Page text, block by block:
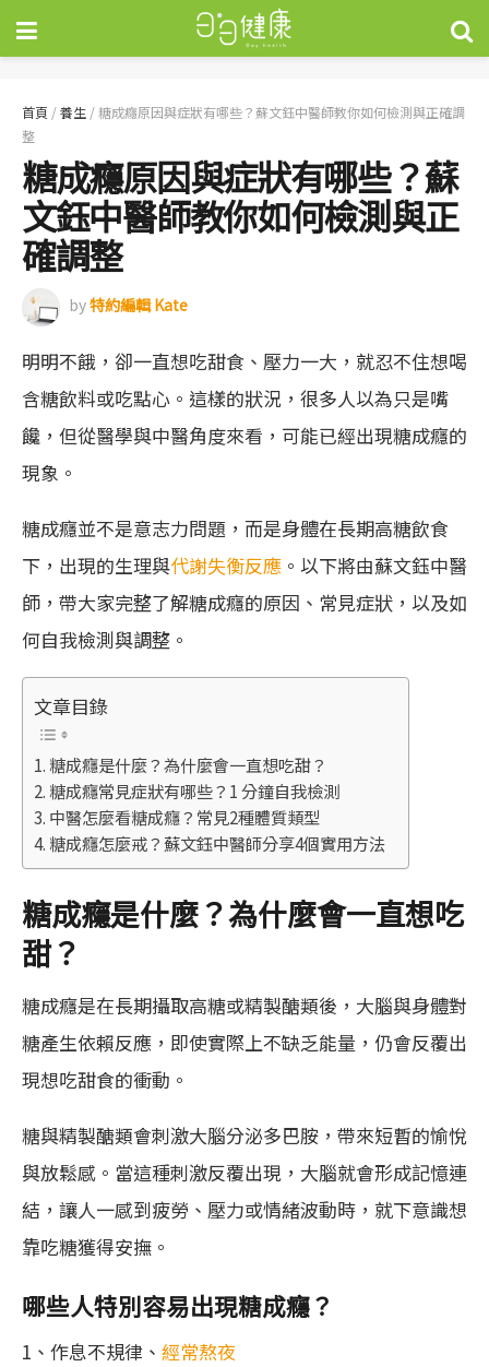
首頁 /養生 /糖成癮原因與症狀有哪些？蘇文鈺中醫師教你如何檢測與正確調
整
糖成癮原因與症狀有哪些？蘇
文鈺中醫師教你如何檢測與正
確調整
by特約編輯 Kate
明明不餓，卻一直想吃甜食、壓力一大，就忍不住想喝
含糖飲料或吃點心。這樣的狀況，很多人以為只是嘴
饞，但從醫學與中醫角度來看，可能已經出現糖成癮的
現象。
糖成癮並不是意志力問題，而是身體在長期高糖飲食
下，出現的生理與代謝失衡反應 。以下將由蘇文鈺中醫
師，帶大家完整了解糖成癮的原因、常見症狀，以及如
何自我檢測與調整。
文章目錄
糖成癮是什麼？為什麼會一直想吃甜？
糖成癮常見症狀有哪些？1 分鐘自我檢測
中醫怎麼看糖成癮？常見2種體質類型
糖成癮怎麼戒？蘇文鈺中醫師分享4個實用方法
糖成癮是什麼？為什麼會一直想吃
甜？
糖成癮是在長期攝取高糖或精製醣類後，大腦與身體對
糖產生依賴反應，即使實際上不缺乏能量，仍會反覆出
現想吃甜食的衝動。
糖與精製醣類會刺激大腦分泌多巴胺，帶來短暫的愉悅
與放鬆感。當這種刺激反覆出現，大腦就會形成記憶連
結，讓人一感到疲勞、壓力或情緒波動時，就下意識想
靠吃糖獲得安撫。
哪些人特別容易出現糖成癮？
1、作息不規律、 經常熬夜